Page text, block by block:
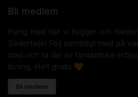
Bli medlem
Häng med när vi bygger om
Södertälje! Följ samtidigt med på
stad och ta del av fantastiska
löning. Helt gratis 🧡
Bli medlem